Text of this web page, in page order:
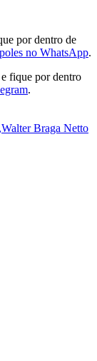
por dentro de
no WhatsApp.
fique por dentro
.
,Walter Braga Netto